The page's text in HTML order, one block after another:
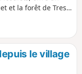
et la forêt de Tres
de redescendre
le village